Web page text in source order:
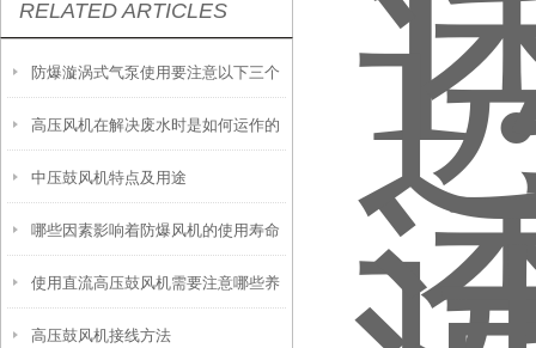
RELATED ARTICLES
防爆漩涡式气泵使用要注意以下三个
事项
高压风机在解决废水时是如何运作的
中压鼓风机特点及用途
哪些因素影响着防爆风机的使用寿命
使用直流高压鼓风机需要注意哪些养
护细节？
高压鼓风机接线方法